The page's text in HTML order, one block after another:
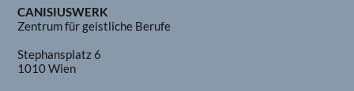
CANISIUSWERK
Zentrum für geistliche Berufe
Stephansplatz 6
1010 Wien